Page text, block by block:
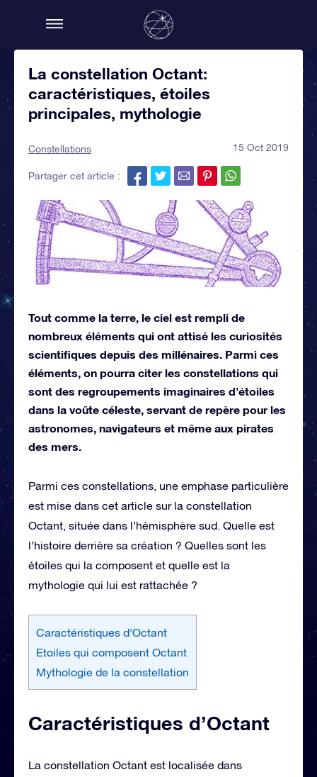
La constellation Octant:
caractéristiques, étoiles
principales, mythologie
Constellations 15 Oct 2019
Partager cet article :
Tout comme la terre, le ciel est rempli de
nombreux éléments qui ont attisé les curiosités
scientifiques depuis des millénaires. Parmi ces
éléments, on pourra citer les constellations qui
sont des regroupements imaginaires d’étoiles
dans la voûte céleste, servant de repère pour les
astronomes, navigateurs et même aux pirates
des mers.
Parmi ces constellations, une emphase particulière
est mise dans cet article sur la constellation
Octant, située dans l’hémisphère sud. Quelle est
l’histoire derrière sa création ? Quelles sont les
étoiles qui la composent et quelle est la
mythologie qui lui est rattachée ?
Caractéristiques d’Octant
Etoiles qui composent Octant
Mythologie de la constellation
Caractéristiques d’Octant
La constellation Octant est localisée dans